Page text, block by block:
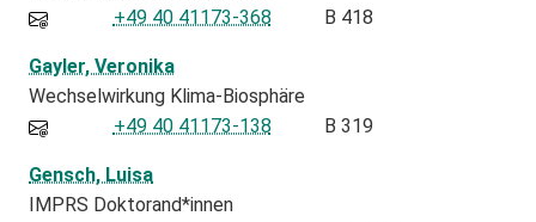
+49 40 41173-368
B 418
Gayler, Veronika
Wechselwirkung Klima-Biosphäre
+49 40 41173-138
B 319
Gensch, Luisa
IMPRS Doktorand*innen